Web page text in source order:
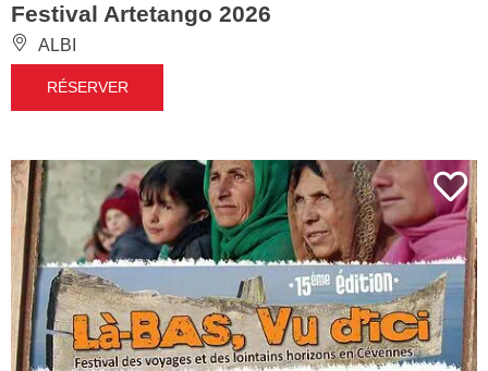
Festival Artetango 2026
ALBI
RÉSERVER